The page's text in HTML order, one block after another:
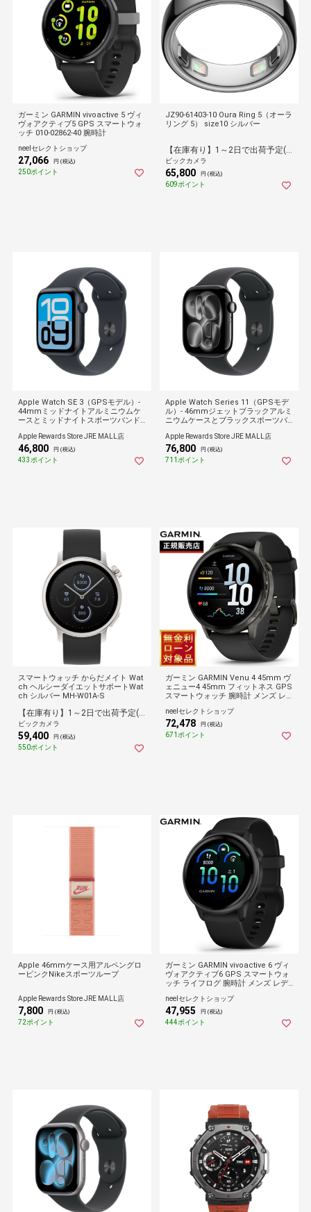
ガーミン GARMIN vivoactive 5 ヴィ
ヴォアクティブ5 GPS スマートウォ
ッチ 010-02862-40 腕時計
neelセレクトショップ
27,066 円 (税込)
250ポイント
JZ90-61403-10 Oura Ring 5（オーラ
リング 5） size10 シルバー
【在庫有り】1～2日で出荷予定(日付指定可)
ビックカメラ
65,800 円 (税込)
609ポイント
Apple Watch SE 3（GPSモデル）-
44mmミッドナイトアルミニウムケ
ースとミッドナイトスポーツバンド -
Apple Rewards Store JRE MALL店
46,800 円 (税込)
433ポイント
Apple Watch Series 11（GPSモデ
ル）- 46mmジェットブラックアルミ
ニウムケースとブラックスポーツバ
Apple Rewards Store JRE MALL店
76,800 円 (税込)
711ポイント
スマートウォッチ からだメイト Wat
ch ヘルシーダイエットサポートWat
ch シルバー MH-W01A-S
【在庫有り】1～2日で出荷予定(日付指定可)
ビックカメラ
59,400 円 (税込)
550ポイント
ガーミン GARMIN Venu 4 45mm ヴ
ェニュー4 45mm フィットネス GPS
スマートウォッチ 腕時計 メンズ レ
neelセレクトショップ
72,478 円 (税込)
671ポイント
Apple 46mmケース用アルペングロ
ーピンクNikeスポーツループ
Apple Rewards Store JRE MALL店
7,800 円 (税込)
72ポイント
ガーミン GARMIN vivoactive 6 ヴィ
ヴォアクティブ6 GPS スマートウォ
ッチ ライフログ 腕時計 メンズ レデ
neelセレクトショップ
47,955 円 (税込)
444ポイント